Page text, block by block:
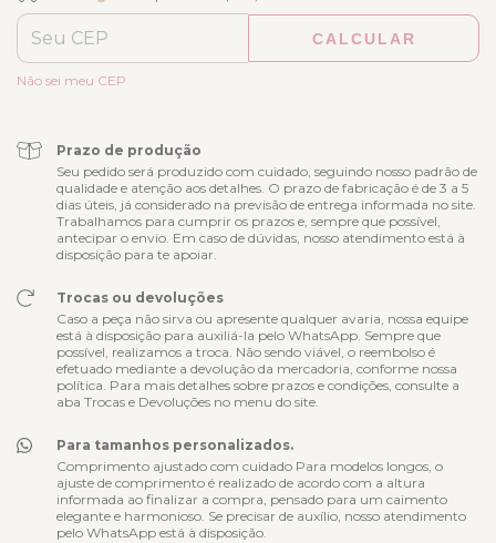
Entregas para o CEP: ALTERAR CEP
CALCULAR
Não sei meu CEP
Prazo de produção
Seu pedido será produzido com cuidado, seguindo nosso padrão de
qualidade e atenção aos detalhes. O prazo de fabricação é de 3 a 5
dias úteis, já considerado na previsão de entrega informada no site.
Trabalhamos para cumprir os prazos e, sempre que possível,
antecipar o envio. Em caso de dúvidas, nosso atendimento está à
disposição para te apoiar.
Trocas ou devoluções
Caso a peça não sirva ou apresente qualquer avaria, nossa equipe
está à disposição para auxiliá-la pelo WhatsApp. Sempre que
possível, realizamos a troca. Não sendo viável, o reembolso é
efetuado mediante a devolução da mercadoria, conforme nossa
política. Para mais detalhes sobre prazos e condições, consulte a
aba Trocas e Devoluções no menu do site.
Para tamanhos personalizados.
Comprimento ajustado com cuidado Para modelos longos, o
ajuste de comprimento é realizado de acordo com a altura
informada ao finalizar a compra, pensado para um caimento
elegante e harmonioso. Se precisar de auxílio, nosso atendimento
pelo WhatsApp está à disposição.